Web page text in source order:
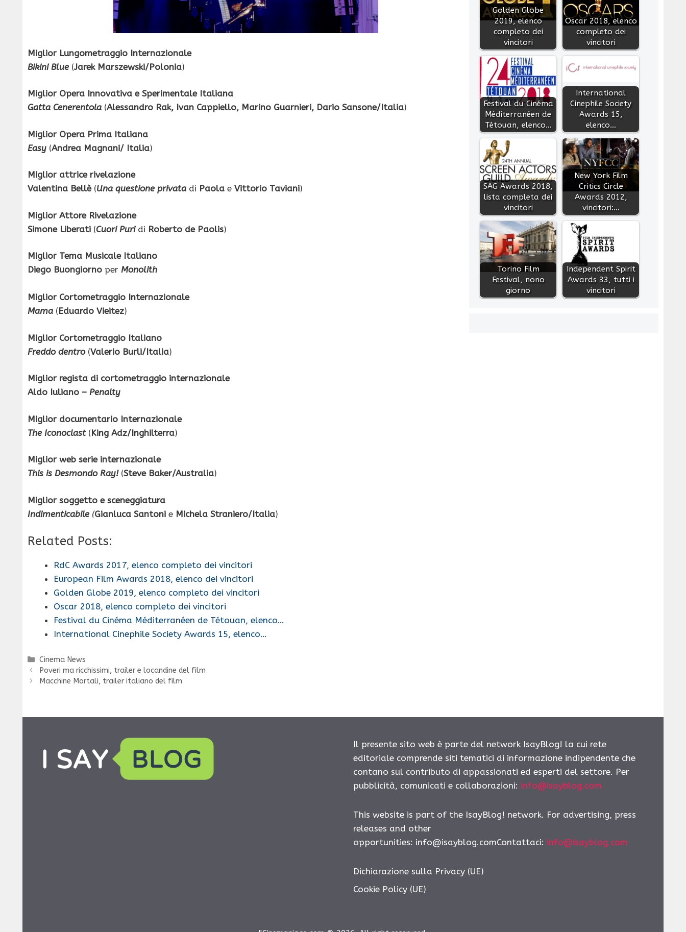
Miglior Lungometraggio Internazionale
Bikini Blue(Jarek Marszewski/Polonia)
Miglior Opera Innovativa e Sperimentale Italiana
Gatta Cenerentola (Alessandro Rak, Ivan Cappiello, Marino Guarnieri, Dario Sansone/Italia)
Miglior Opera Prima Italiana
Easy (Andrea Magnani/ Italia)
Miglior attrice rivelazione
Valentina Bellè(Una questione privata di Paola e Vittorio Taviani)
Miglior Attore Rivelazione
Simone Liberati (Cuori Puri di Roberto de Paolis)
Miglior Tema Musicale Italiano
Diego Buongiorno per Monolith
Miglior Cortometraggio Internazionale
Mama (Eduardo Vieitez)
Miglior Cortometraggio Italiano
Freddo dentro(Valerio Burli/Italia)
Miglior regista di cortometraggio internazionale
Aldo Iuliano – Penalty
Miglior documentario Internazionale
The Iconoclast (King Adz/Inghilterra)
Miglior web serie internazionale
This is Desmondo Ray!(Steve Baker/Australia)
Miglior soggetto e sceneggiatura
Indimenticabile(Gianluca Santoni e Michela Straniero/Italia)
Related Posts:
RdC Awards 2017, elenco completo dei vincitori
European Film Awards 2018, elenco dei vincitori
Golden Globe 2019, elenco completo dei vincitori
Oscar 2018, elenco completo dei vincitori
Festival du Cinéma Méditerranéen de Tétouan, elenco…
International Cinephile Society Awards 15, elenco…
Categorie
Cinema News
Poveri ma ricchissimi, trailer e locandine del film
Macchine Mortali, trailer italiano del film
Golden Globe
2019, elenco
completo dei
vincitori
Oscar 2018, elenco
completo dei
vincitori
Festival du Cinéma
Méditerranéen de
Tétouan, elenco…
International
Cinephile Society
Awards 15,
elenco…
SAG Awards 2018,
lista completa dei
vincitori
New York Film
Critics Circle
Awards 2012,
vincitori:…
Torino Film
Festival, nono
giorno
Independent Spirit
Awards 33, tutti i
vincitori
Il presente sito web è parte del network IsayBlog! la cui rete
editoriale comprende siti tematici di informazione indipendente che
contano sul contributo di appassionati ed esperti del settore. Per
pubblicità, comunicati e collaborazioni: info@isayblog.com
This website is part of the IsayBlog! network. For advertising, press
releases and other
opportunities: info@isayblog.comContattaci: info@isayblog.com
Dichiarazione sulla Privacy (UE)
Cookie Policy (UE)